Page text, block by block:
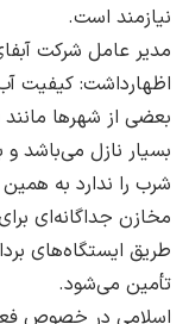
نیازمند است.
مدیر عامل شرکت
اظهارداشت: کیفیت
بعضی از شهرها مانند
بسیار نازل می‌باشد و
شرب را ندارد به
مخازن جداگانه‌ای
طریق ایستگاه‌های
تأمین می‌شود.
اسلامی در خصوص